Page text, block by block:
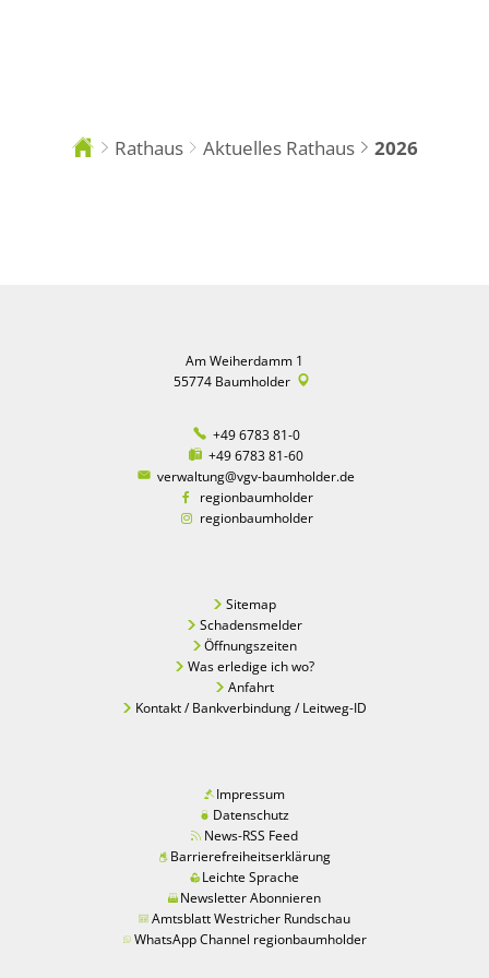
Sie
Rathaus Aktuelles Rathaus 2026
Am Weiherdamm 1
55774 Baumholder
+49 6783 81-0
+49 6783 81-60
verwaltung@vgv-baumholder.de
regionbaumholder
regionbaumholder
Sitemap
Schadensmelder
Öffnungszeiten
Was erledige ich wo?
Anfahrt
Kontakt / Bankverbindung / Leitweg-ID
Impressum
Datenschutz
News-RSS Feed
Barrierefreiheitserklärung
Leichte Sprache
Newsletter Abonnieren
Amtsblatt Westricher Rundschau
WhatsApp Channel regionbaumholder